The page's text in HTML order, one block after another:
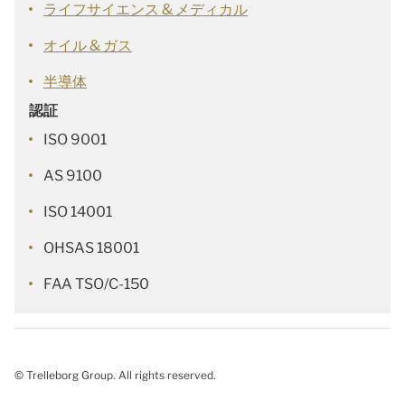
ライフサイエンス & メディカル
オイル & ガス
半導体
認証
ISO 9001
AS 9100
ISO 14001
OHSAS 18001
FAA TSO/C-150
© Trelleborg Group. All rights reserved.